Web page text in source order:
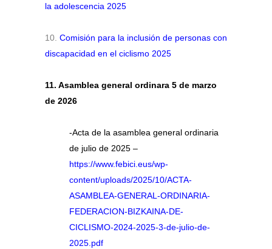
la adolescencia 2025
10. Comisión para la inclusión de personas con
discapacidad en el ciclismo 2025
11. Asamblea general ordinara 5 de marzo
de 2026
-Acta de la asamblea general ordinaria
de julio de 2025 –
https://www.febici.eus/wp-
content/uploads/2025/10/ACTA-
ASAMBLEA-GENERAL-ORDINARIA-
FEDERACION-BIZKAINA-DE-
CICLISMO-2024-2025-3-de-julio-de-
2025.pdf